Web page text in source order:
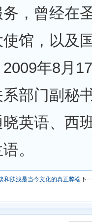
，曾经在
馆，以及
年8月
部门副秘
英语、西
。
和肤浅是当今文化的真正弊端下